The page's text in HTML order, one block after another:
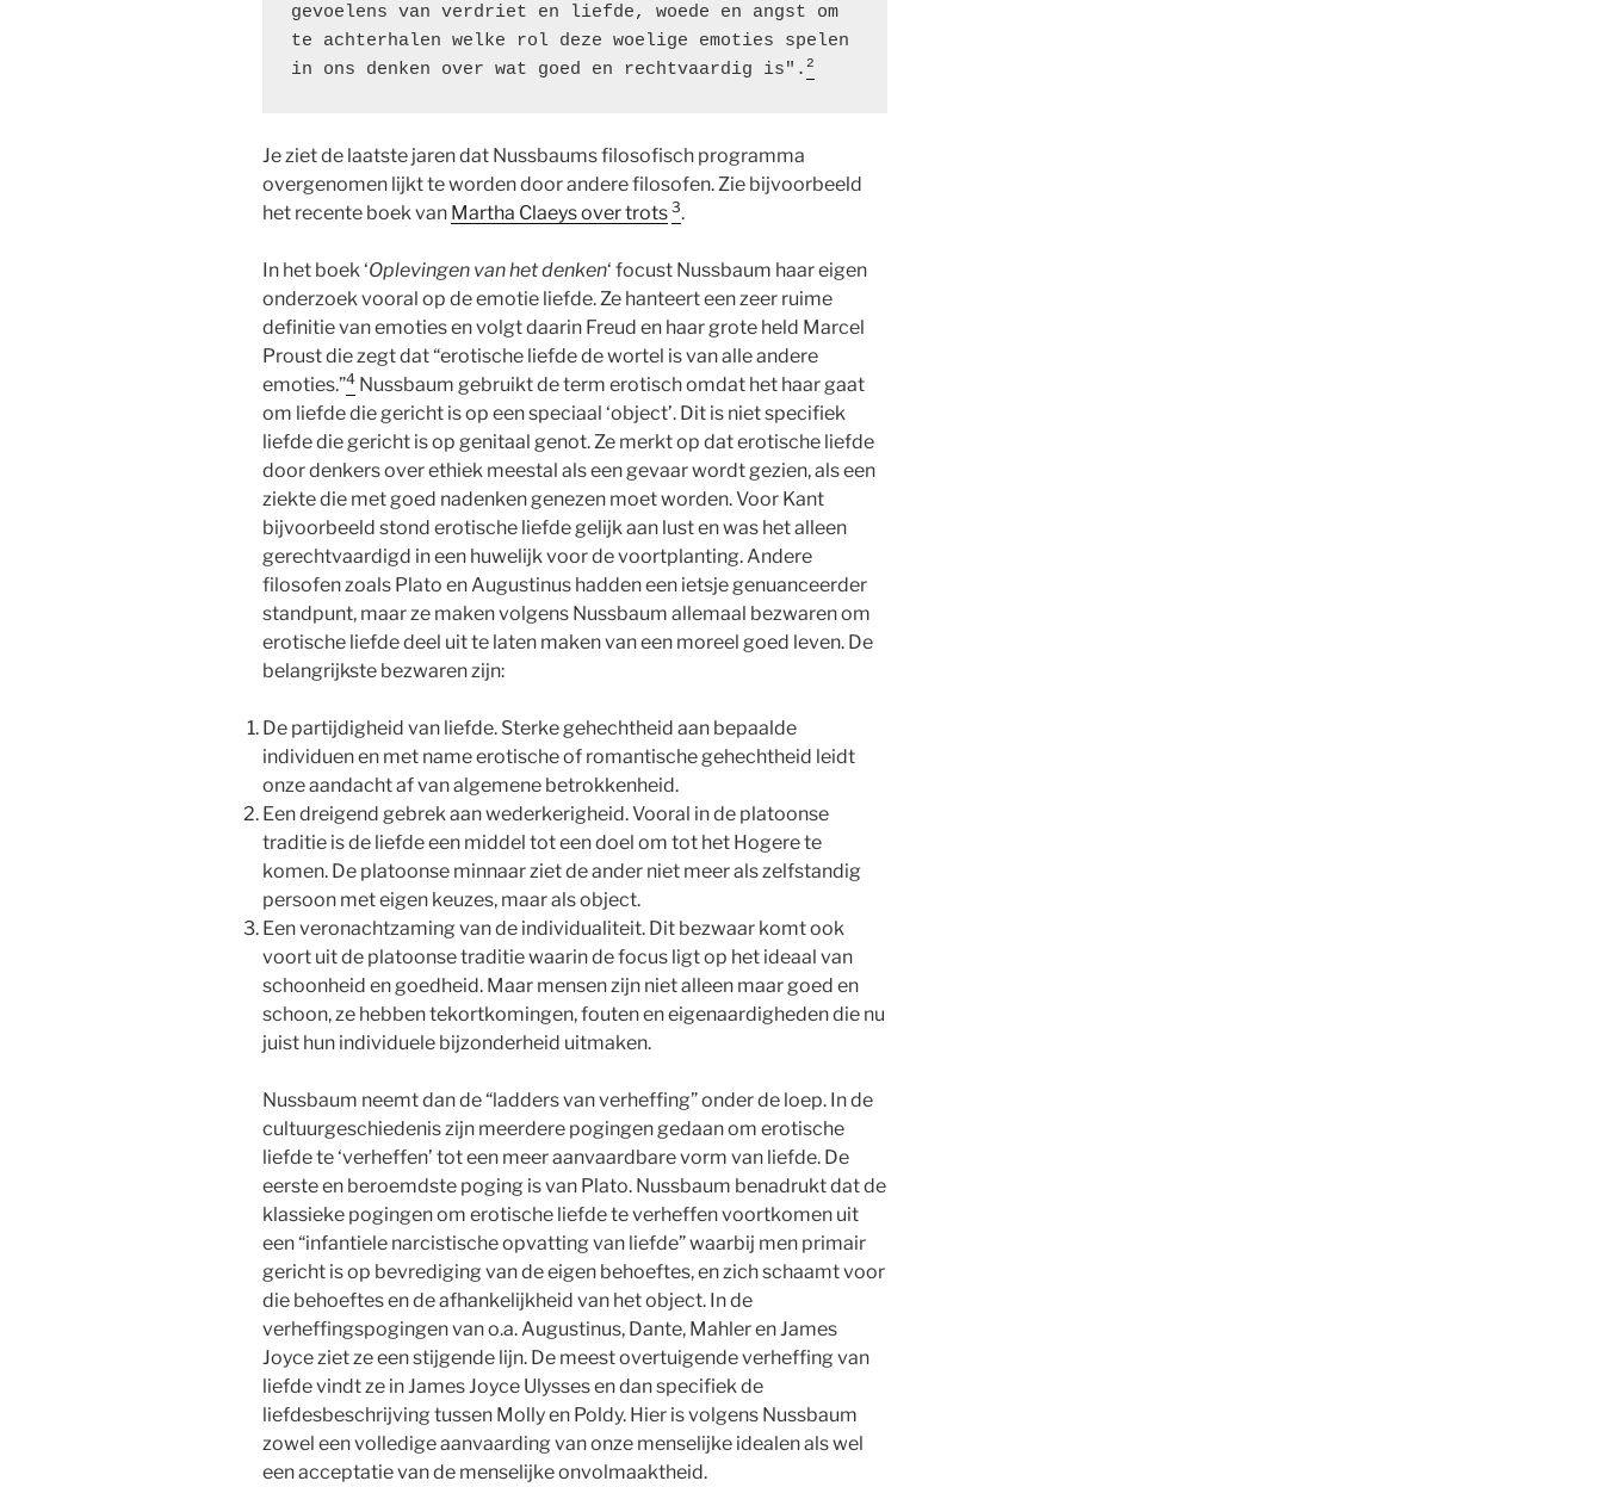
gevoelens van verdriet en liefde, woede en angst om
te achterhalen welke rol deze woelige emoties spelen
in ons denken over wat goed en rechtvaardig is". 2
Je ziet de laatste jaren dat Nussbaums filosofisch programma
overgenomen lijkt te worden door andere filosofen. Zie bijvoorbeeld
het recente boek van Martha Claeys over trots 3.
In het boek ‘Oplevingen van het denken‘ focust Nussbaum haar eigen
onderzoek vooral op de emotie liefde. Ze hanteert een zeer ruime
definitie van emoties en volgt daarin Freud en haar grote held Marcel
Proust die zegt dat “erotische liefde de wortel is van alle andere
emoties.”4 Nussbaum gebruikt de term erotisch omdat het haar gaat
om liefde die gericht is op een speciaal ‘object’. Dit is niet specifiek
liefde die gericht is op genitaal genot. Ze merkt op dat erotische liefde
door denkers over ethiek meestal als een gevaar wordt gezien, als een
ziekte die met goed nadenken genezen moet worden. Voor Kant
bijvoorbeeld stond erotische liefde gelijk aan lust en was het alleen
gerechtvaardigd in een huwelijk voor de voortplanting. Andere
filosofen zoals Plato en Augustinus hadden een ietsje genuanceerder
standpunt, maar ze maken volgens Nussbaum allemaal bezwaren om
erotische liefde deel uit te laten maken van een moreel goed leven. De
belangrijkste bezwaren zijn:
De partijdigheid van liefde. Sterke gehechtheid aan bepaalde
individuen en met name erotische of romantische gehechtheid leidt
onze aandacht af van algemene betrokkenheid.
Een dreigend gebrek aan wederkerigheid. Vooral in de platoonse
traditie is de liefde een middel tot een doel om tot het Hogere te
komen. De platoonse minnaar ziet de ander niet meer als zelfstandig
persoon met eigen keuzes, maar als object.
Een veronachtzaming van de individualiteit. Dit bezwaar komt ook
voort uit de platoonse traditie waarin de focus ligt op het ideaal van
schoonheid en goedheid. Maar mensen zijn niet alleen maar goed en
schoon, ze hebben tekortkomingen, fouten en eigenaardigheden die nu
juist hun individuele bijzonderheid uitmaken.
Nussbaum neemt dan de “ladders van verheffing” onder de loep. In de
cultuurgeschiedenis zijn meerdere pogingen gedaan om erotische
liefde te ‘verheffen’ tot een meer aanvaardbare vorm van liefde. De
eerste en beroemdste poging is van Plato. Nussbaum benadrukt dat de
klassieke pogingen om erotische liefde te verheffen voortkomen uit
een “infantiele narcistische opvatting van liefde” waarbij men primair
gericht is op bevrediging van de eigen behoeftes, en zich schaamt voor
die behoeftes en de afhankelijkheid van het object. In de
verheffingspogingen van o.a. Augustinus, Dante, Mahler en James
Joyce ziet ze een stijgende lijn. De meest overtuigende verheffing van
liefde vindt ze in James Joyce Ulysses en dan specifiek de
liefdesbeschrijving tussen Molly en Poldy. Hier is volgens Nussbaum
zowel een volledige aanvaarding van onze menselijke idealen als wel
een acceptatie van de menselijke onvolmaaktheid.